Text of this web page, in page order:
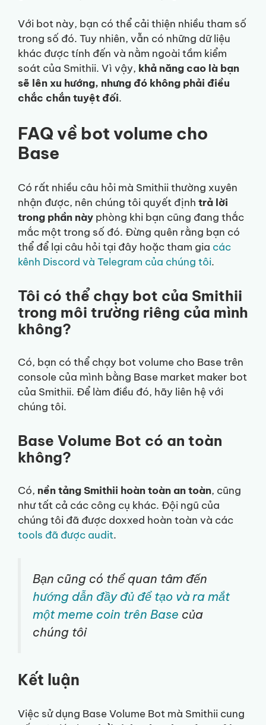
Với bot này, bạn có thể cải thiện nhiều tham số
trong số đó. Tuy nhiên, vẫn có những dữ liệu
khác được tính đến và nằm ngoài tầm kiểm
soát của Smithii. Vì vậy, khả năng cao là bạn
sẽ lên xu hướng, nhưng đó không phải điều
chắc chắn tuyệt đối.
FAQ về bot volume cho
Base
Có rất nhiều câu hỏi mà Smithii thường xuyên
nhận được, nên chúng tôi quyết định trả lời
trong phần này phòng khi bạn cũng đang thắc
mắc một trong số đó. Đừng quên rằng bạn có
thể để lại câu hỏi tại đây hoặc tham gia các
kênh Discord và Telegram của chúng tôi.
Tôi có thể chạy bot của Smithii
trong môi trường riêng của mình
không?
Có, bạn có thể chạy bot volume cho Base trên
console của mình bằng Base market maker bot
của Smithii. Để làm điều đó, hãy liên hệ với
chúng tôi.
Base Volume Bot có an toàn
không?
Có, nền tảng Smithii hoàn toàn an toàn, cũng
như tất cả các công cụ khác. Đội ngũ của
chúng tôi đã được doxxed hoàn toàn và các
tools đã được audit.
Bạn cũng có thể quan tâm đến
hướng dẫn đầy đủ để tạo và ra mắt
một meme coin trên Base của
chúng tôi
Kết luận
Việc sử dụng Base Volume Bot mà Smithii cung